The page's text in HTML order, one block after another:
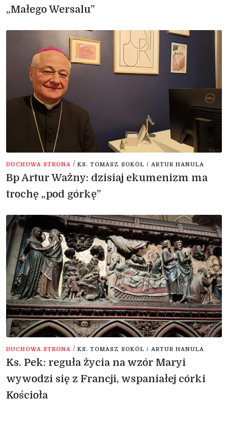
„Małego Wersalu”
DUCHOWA STRONA / KS. TOMASZ SOKÓŁ / ARTUR HANULA
Bp Artur Ważny: dzisiaj ekumenizm ma
trochę „pod górkę”
DUCHOWA STRONA / KS. TOMASZ SOKÓŁ / ARTUR HANULA
Ks. Pek: reguła życia na wzór Maryi
wywodzi się z Francji, wspaniałej córki
Kościoła